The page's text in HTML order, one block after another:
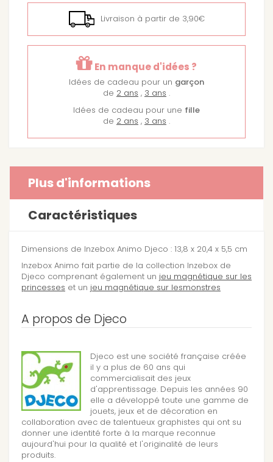
Livraison à partir de 3,90€
En manque d'idées ?
Idées de cadeau pour un garçon
de 2 ans , 3 ans .
Idées de cadeau pour une fille
de 2 ans , 3 ans .
Plus d'informations
Caractéristiques
Dimensions de Inzebox Animo Djeco : 13,8 x 20,4 x 5,5 cm
Inzebox Animo fait partie de la collection Inzebox de
Djeco comprenant également un jeu magnétique sur les
princesses et un jeu magnétique sur lesmonstres
A propos de Djeco
Djeco est une société française créée
il y a plus de 60 ans qui
commercialisait des jeux
d'apprentissage. Depuis les années 90
elle a développé toute une gamme de
jouets, jeux et de décoration en
collaboration avec de talentueux graphistes qui ont su
donner une identité forte à la marque reconnue
aujourd'hui pour la qualité et l'originalité de leurs
produits.